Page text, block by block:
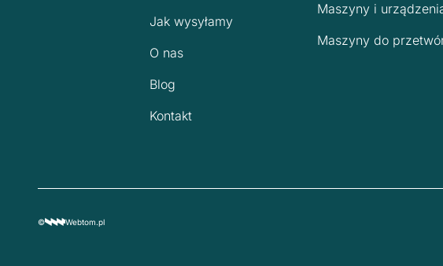
Jak wysyłamy
O nas
Blog
Kontakt
Maszyny i
Maszyny do
© Webtom.pl